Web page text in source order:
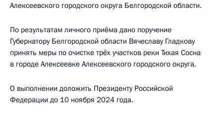
Алексеевского городского округа Белгородской области.
По результатам личного приёма дано поручение
Губернатору Белгородской области Вячеславу Гладкову
принять меры по очистке трёх участков реки Тихая Сосна
в городе Алексеевке Алексеевского городского округа.
О выполнении доложить Президенту Российской
Федерации до 10 ноября 2024 года.